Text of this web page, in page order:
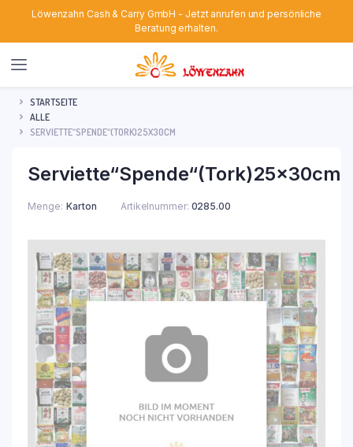
Löwenzahn Cash & Carry GmbH - Jetzt anrufen und persönliche
Beratung erhalten.
STARTSEITE
ALLE
SERVIETTE“SPENDE“(TORK)25X30CM
Serviette“Spende“(Tork)25x30cm
Menge Karton Artikelnummer: 0285.00